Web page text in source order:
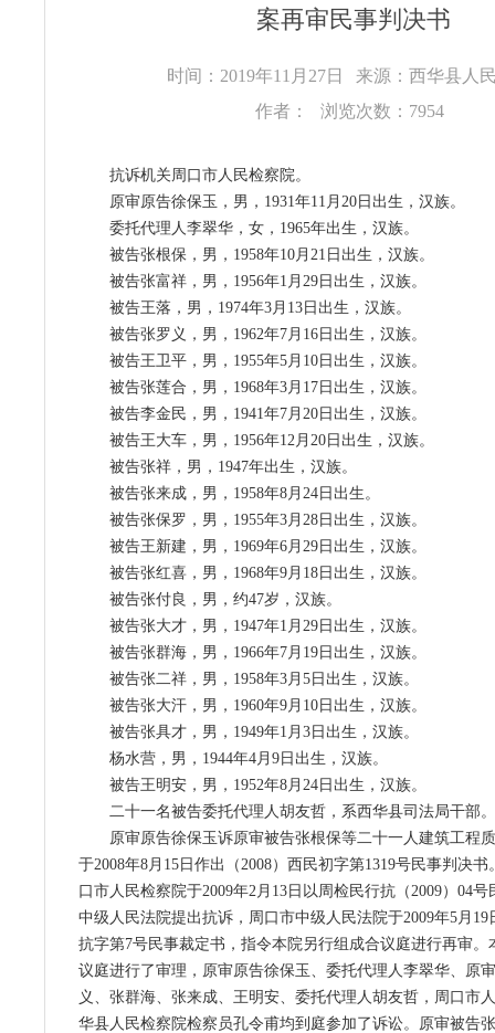
案再审民事判决书
时间：2019年11月27日
来源：西华县人
作者：
浏览次数：7954
抗诉机关周口市人民检察院。
原审原告徐保玉，男，1931年11月20日出生，汉族。
委托代理人李翠华，女，1965年出生，汉族。
被告张根保，男，1958年10月21日出生，汉族。
被告张富祥，男，1956年1月29日出生，汉族。
被告王落，男，1974年3月13日出生，汉族。
被告张罗义，男，1962年7月16日出生，汉族。
被告王卫平，男，1955年5月10日出生，汉族。
被告张莲合，男，1968年3月17日出生，汉族。
被告李金民，男，1941年7月20日出生，汉族。
被告王大车，男，1956年12月20日出生，汉族。
被告张祥，男，1947年出生，汉族。
被告张来成，男，1958年8月24日出生。
被告张保罗，男，1955年3月28日出生，汉族。
被告王新建，男，1969年6月29日出生，汉族。
被告张红喜，男，1968年9月18日出生，汉族。
被告张付良，男，约47岁，汉族。
被告张大才，男，1947年1月29日出生，汉族。
被告张群海，男，1966年7月19日出生，汉族。
被告张二祥，男，1958年3月5日出生，汉族。
被告张大汗，男，1960年9月10日出生，汉族。
被告张具才，男，1949年1月3日出生，汉族。
杨水营，男，1944年4月9日出生，汉族。
被告王明安，男，1952年8月24日出生，汉族。
二十一名被告委托代理人胡友哲，系西华县司法局干部。
原审原告徐保玉诉原审被告张根保等二十一人建筑工程
于2008年8月15日作出（2008）西民初字第1319号民事判决
口市人民检察院于2009年2月13日以周检民行抗（2009）04
中级人民法院提出抗诉，周口市中级人民法院于2009年5月19
抗字第7号民事裁定书，指令本院另行组成合议庭进行再审。
议庭进行了审理，原审原告徐保玉、委托代理人李翠华、原
义、张群海、张来成、王明安、委托代理人胡友哲，周口市
华县人民检察院检察员孔令甫均到庭参加了诉讼。原审被告